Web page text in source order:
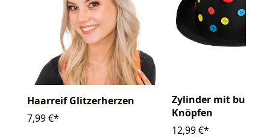
Haarreif Glitzerherzen
7,99 €*
Zylinder mit bunten
Knöpfen
12,99 €*